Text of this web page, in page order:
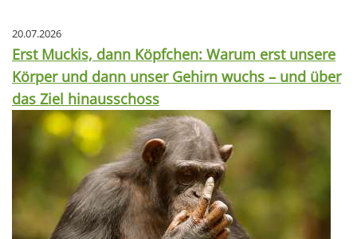
20.07.2026
Erst Muckis, dann Köpfchen: Warum erst unsere
Körper und dann unser Gehirn wuchs – und über
das Ziel hinausschoss